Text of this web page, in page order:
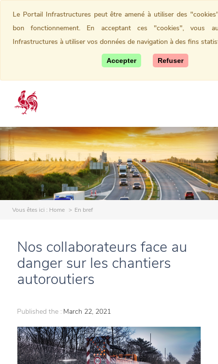
Vous êtes ici : Home En bref
Nos collaborateurs face au
danger sur les chantiers
autoroutiers
Published the : March 22, 2021
Le Portail Infrastructures peut être amené à utiliser des
bon fonctionnement. En acceptant ces "cookies", vous
Infrastructures à utiliser vos données de navigation à des fins
Accepter Refuser